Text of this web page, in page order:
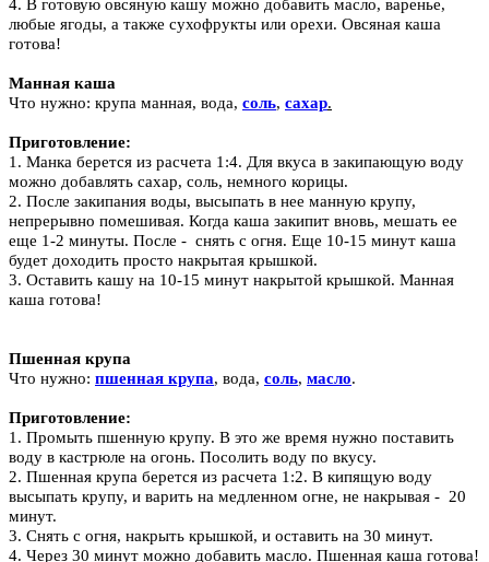
4. В готовую овсяную кашу можно добавить масло, варенье,
любые ягоды, а также сухофрукты или орехи. Овсяная каша
готова!
Манная каша
Что нужно: крупа манная, вода, соль, сахар.
Приготовление:
1. Манка берется из расчета 1:4. Для вкуса в закипающую воду
можно добавлять сахар, соль, немного корицы.
2. После закипания воды, высыпать в нее манную крупу,
непрерывно помешивая. Когда каша закипит вновь, мешать ее
еще 1-2 минуты. После - снять с огня. Еще 10-15 минут каша
будет доходить просто накрытая крышкой.
3. Оставить кашу на 10-15 минут накрытой крышкой. Манная
каша готова!
Пшенная крупа
Что нужно: пшенная крупа, вода, соль, масло.
Приготовление:
1. Промыть пшенную крупу. В это же время нужно поставить
воду в кастрюле на огонь. Посолить воду по вкусу.
2. Пшенная крупа берется из расчета 1:2. В кипящую воду
высыпать крупу, и варить на медленном огне, не накрывая - 20
минут.
3. Снять с огня, накрыть крышкой, и оставить на 30 минут.
4. Через 30 минут можно добавить масло. Пшенная каша готова!